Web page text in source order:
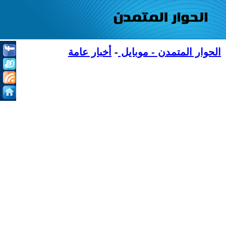
الحوار المتمدن - موبايل - أخبار عامة